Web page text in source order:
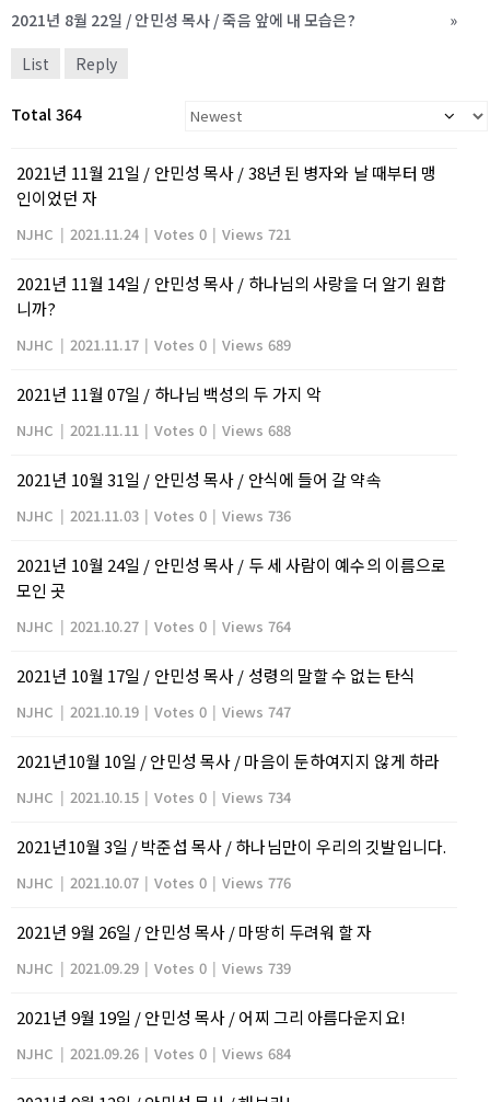
2021년 8월 22일 / 안민성 목사 / 죽음 앞에 내 모습은?
»
List
Reply
Total 364
2021년 11월 21일 / 안민성 목사 / 38년 된 병자와 날 때부터 맹
인이었던 자
NJHC | 2021.11.24 | Votes 0 | Views 721
2021년 11월 14일 / 안민성 목사 / 하나님의 사랑을 더 알기 원합
니까?
NJHC | 2021.11.17 | Votes 0 | Views 689
2021년 11월 07일 / 하나님 백성의 두 가지 악
NJHC | 2021.11.11 | Votes 0 | Views 688
2021년 10월 31일 / 안민성 목사 / 안식에 들어 갈 약속
NJHC | 2021.11.03 | Votes 0 | Views 736
2021년 10월 24일 / 안민성 목사 / 두 세 사람이 예수의 이름으로
모인 곳
NJHC | 2021.10.27 | Votes 0 | Views 764
2021년 10월 17일 / 안민성 목사 / 성령의 말할 수 없는 탄식
NJHC | 2021.10.19 | Votes 0 | Views 747
2021년10월 10일 / 안민성 목사 / 마음이 둔하여지지 않게 하라
NJHC | 2021.10.15 | Votes 0 | Views 734
2021년10월 3일 / 박준섭 목사 / 하나님만이 우리의 깃발입니다.
NJHC | 2021.10.07 | Votes 0 | Views 776
2021년 9월 26일 / 안민성 목사 / 마땅히 두려워 할 자
NJHC | 2021.09.29 | Votes 0 | Views 739
2021년 9월 19일 / 안민성 목사 / 어찌 그리 아름다운지요!
NJHC | 2021.09.26 | Votes 0 | Views 684